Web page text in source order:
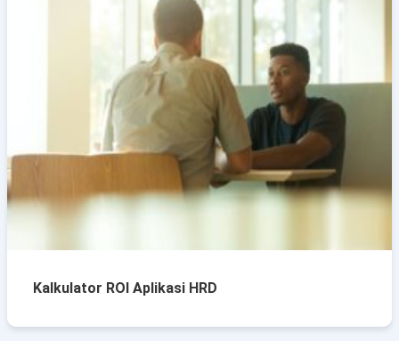
Kalkulator ROI Aplikasi HRD